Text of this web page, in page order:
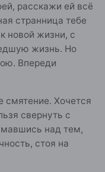
расскажи ей всё
странница тебе
новой жизни, с
жизнь. Но
Впереди
смятение. Хочется
свернуть с
над тем,
стоя на